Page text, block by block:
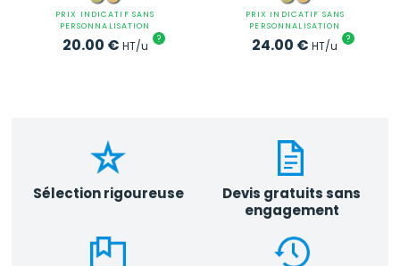
PRIX INDICATIF SANS
PERSONNALISATION
20.00 € HT/u ?
PRIX INDICATIF SANS
PERSONNALISATION
24.00 € HT/u ?
Sélection rigoureuse
Devis gratuits sans
engagement